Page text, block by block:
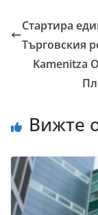
Стартира
Търговския
Kamenitza
Вижте